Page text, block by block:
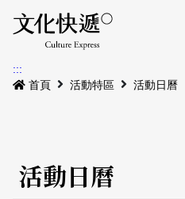
最新公告
本期專題
活動特區
:::
首頁
活動特區 活動日曆
活動日曆